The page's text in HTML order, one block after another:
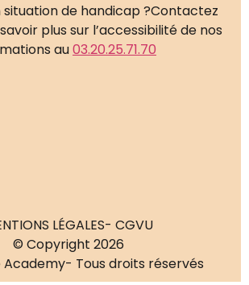
situation de handicap ?Contactez
plus sur l’accessibilité de nos
au03.20.25.71.70
LÉGALES- CGVU
© Copyright 2026
Academy- Tous droits réservés